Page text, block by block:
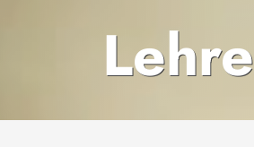
Lehre